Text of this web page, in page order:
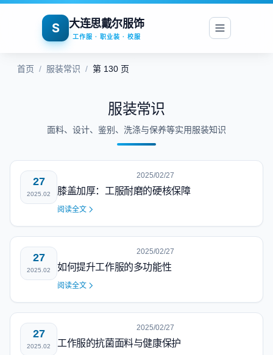
S 大连思戴尔服饰
工作服 · 职业装 · 校服
首页 / 服装常识 / 第 130 页
服装常识
面料、设计、鉴别、洗涤与保养等实用服装知识
27
2025.02
2025/02/27
膝盖加厚：工服耐磨的硬核保障
阅读全文
27
2025.02
2025/02/27
如何提升工作服的多功能性
阅读全文
27
2025.02
2025/02/27
工作服的抗菌面料与健康保护